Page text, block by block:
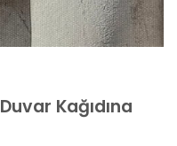
Kağıdına